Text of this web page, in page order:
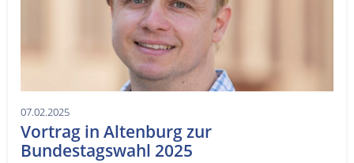
07.02.2025
Vortrag in Altenburg zur
Bundestagswahl 2025